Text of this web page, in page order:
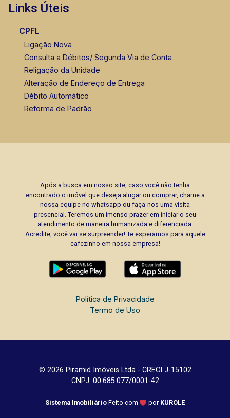
Links Úteis
CPFL
Ligação Nova
Consulta a Débitos/ Segunda Via de Conta
Religação da Unidade
Alteração de Endereço de Entrega
Débito Automático
Reforma de Padrão
Após a busca em nosso site, caso você não tenha
encontrado o imóvel que deseja alugar ou comprar, chame a
nossa equipe no whatsapp ou faça-nos uma visita
presencial. Teremos um imenso prazer em iniciar o seu
atendimento de maneira humanizada e diferenciada.
Acredite, você vai se surpreender! Te esperamos para aquele
cafezinho em nossa empresa!
Política de Privacidade
Termo de Uso
© 2026 Piramid Imóveis Ltda - CRECI J-15102
CNPJ: 00.685.077/0001-42
Sistema Imobiliário Feito com por KUROLE